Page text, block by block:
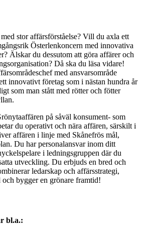
stor affärsförståelse? Vill du axla ett
Österlenkoncern med innovativa
Älskar du dessutom att göra affärer och
Då ska du läsa vidare!
med ansvarsområde
innovativt företag som i nästan hundra år
som man stått med rötter och fötter
på såväl konsument- som
du operativt och nära affären, särskilt i
affären i linje med Skånefrös mål,
Du har personalansvar inom ditt
i ledningsgruppen där du
utveckling. Du erbjuds en bred och
ledarskap och affärsstrategi,
bygger en grönare framtid!
bl.a.: